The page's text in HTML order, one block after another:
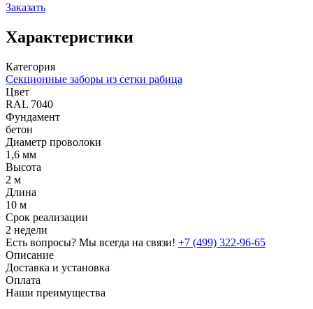
Заказать
Характеристики
Категория
Секционные заборы из сетки рабица
Цвет
RAL 7040
Фундамент
бетон
Диаметр проволоки
1,6 мм
Высота
2 м
Длина
10 м
Срок реализации
2 недели
Есть вопросы? Мы всегда на связи! +7 (499) 322-96-65
Описание
Доставка и установка
Оплата
Наши преимущества